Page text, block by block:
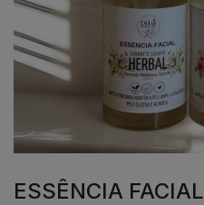
ESSÊNCIA FACIAL